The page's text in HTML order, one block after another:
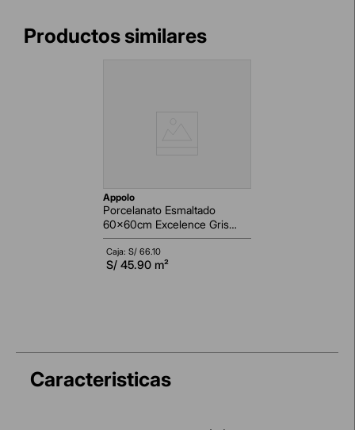
appolo
Porcelanato Esmaltado
60x60cm Excelence Gris
Marmolizado Pulido
Rectificado
Caja: S/ 66.10
S/ 45.90m²
Caracteristicas